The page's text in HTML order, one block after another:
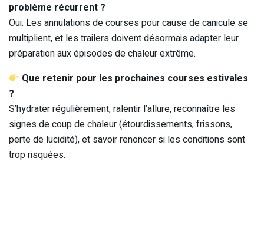
problème récurrent ?
Oui. Les annulations de courses pour cause de canicule se
multiplient, et les trailers doivent désormais adapter leur
préparation aux épisodes de chaleur extrême.
Que retenir pour les prochaines courses estivales
?
S’hydrater régulièrement, ralentir l’allure, reconnaître les
signes de coup de chaleur (étourdissements, frissons,
perte de lucidité), et savoir renoncer si les conditions sont
trop risquées.